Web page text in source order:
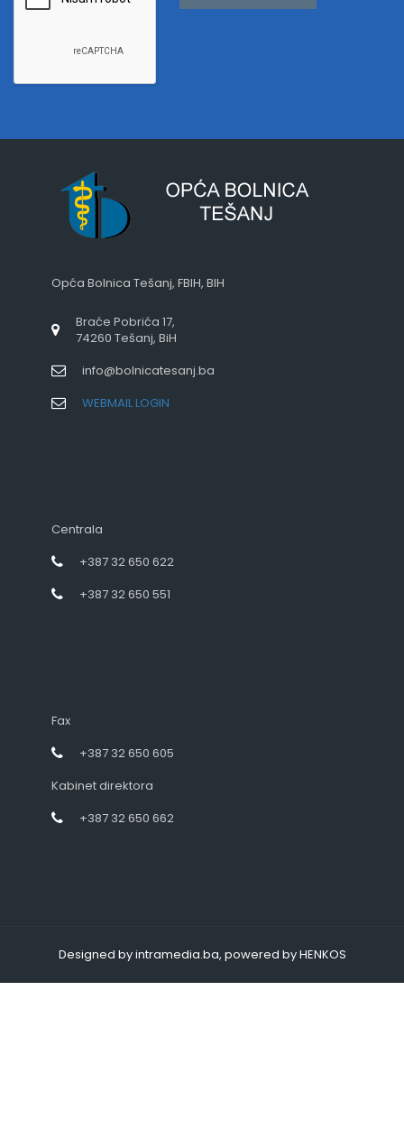
Opća Bolnica Tešanj, FBIH, BIH
Braće Pobrića 17,
74260 Tešanj, BiH
info@bolnicatesanj.ba
WEBMAIL LOGIN
Centrala
+387 32 650 622
+387 32 650 551
Fax
+387 32 650 605
Kabinet direktora
+387 32 650 662
Designed by intramedia.ba, powered by HENKOS